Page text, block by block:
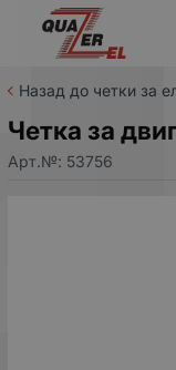
Назад до четки за
Четка за
Арт.№: 53756